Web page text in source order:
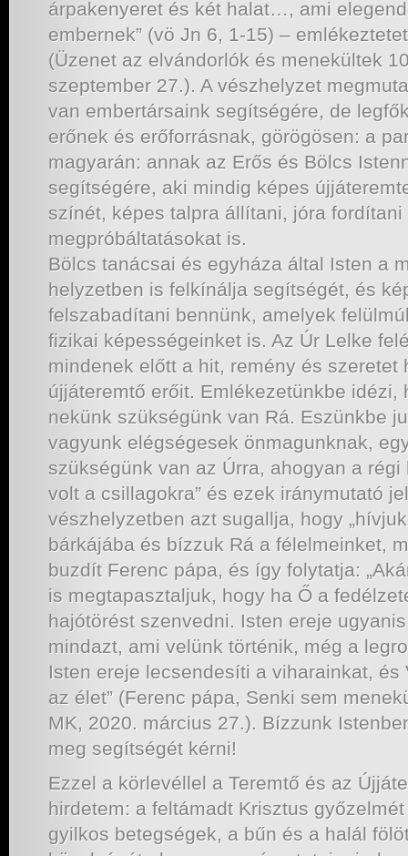
árpakenyeret és két halat…, ami
embernek” (vö Jn 6, 1-15) –
(Üzenet az elvándorlók és menekültek
szeptember 27.). A vészhelyzet
van embertársaink segítségére, de
erőnek és erőforrásnak, görögösen: a
magyarán: annak az Erős és Bölcs
segítségére, aki mindig képes
színét, képes talpra állítani, jóra
megpróbáltatásokat is.
Bölcs tanácsai és egyháza által Isten a
helyzetben is felkínálja segítségét, és
felszabadítani bennünk, amelyek
fizikai képességeinket is. Az Úr Lelke
mindenek előtt a hit, remény és szeretet
újjáteremtő erőit. Emlékezetünkbe idézi,
nekünk szükségünk van Rá. Eszünkbe
vagyunk elégségesek önmagunknak,
szükségünk van az Úrra, ahogyan a
volt a csillagokra” és ezek iránymutató
vészhelyzetben azt sugallja, hogy
bárkájába és bízzuk Rá a félelmeinket,
buzdít Ferenc pápa, és így folytatja:
is megtapasztaljuk, hogy ha Ő a
hajótörést szenvedni. Isten ereje
mindazt, ami velünk történik, még a
Isten ereje lecsendesíti a viharainkat, és
az élet” (Ferenc pápa, Senki sem
MK, 2020. március 27.). Bízzunk
meg segítségét kérni!
Ezzel a körlevéllel a Teremtő és az
hirdetem: a feltámadt Krisztus
gyilkos betegségek, a bűn és a halál